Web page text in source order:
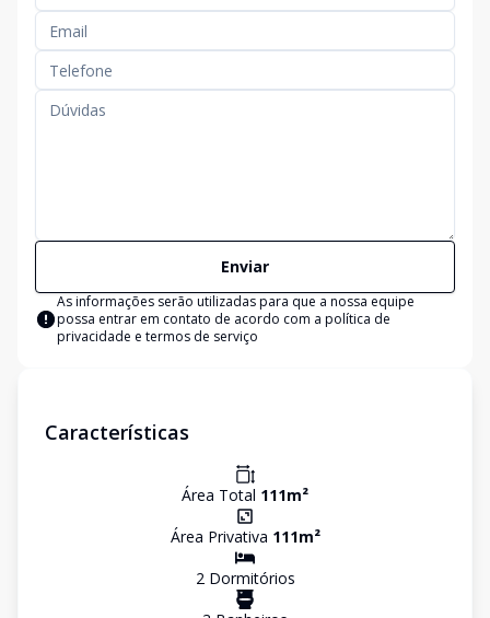
Enviar
As informações serão utilizadas para que a nossa equipe
possa entrar em contato de acordo com a política de
privacidade e termos de serviço
Características
Área Total 111m²
Área Privativa 111m²
2Dormitórios